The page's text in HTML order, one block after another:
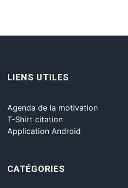
LIENS UTILES
Agenda de la motivation
T-Shirt citation
Application Android
CATÉGORIES